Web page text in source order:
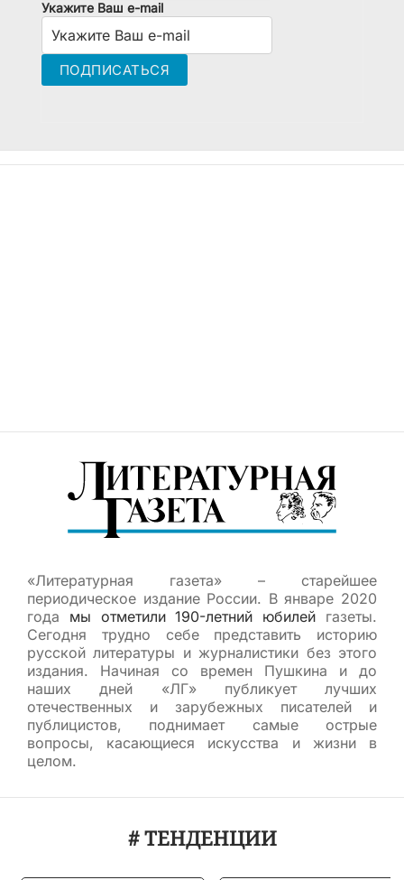
Укажите Ваш e-mail
«Литературная газета» – старейшее
периодическое издание России. В январе 2020
года мы отметили 190-летний юбилей газеты.
Сегодня трудно себе представить историю
русской литературы и журналистики без этого
издания. Начиная со времен Пушкина и до
наших дней «ЛГ» публикует лучших
отечественных и зарубежных писателей и
публицистов, поднимает самые острые
вопросы, касающиеся искусства и жизни в
целом.
# ТЕНДЕНЦИИ